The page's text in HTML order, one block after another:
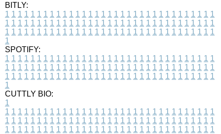
BITLY:
1 1 1 1 1 1 1 1 1 1 1 1 1 1 1 1 1 1 1 1 1 1 1 1 1 1 1 1 1 1 1 1 1
1 1 1 1 1 1 1 1 1 1 1 1 1 1 1 1 1 1 1 1 1 1 1 1 1 1 1 1 1 1 1 1 1
1 1 1 1 1 1 1 1 1 1 1 1 1 1 1 1 1 1 1 1 1 1 1 1 1 1 1 1 1 1 1 1 1
1
SPOTIFY:
1 1 1 1 1 1 1 1 1 1 1 1 1 1 1 1 1 1 1 1 1 1 1 1 1 1 1 1 1 1 1 1 1
1 1 1 1 1 1 1 1 1 1 1 1 1 1 1 1 1 1 1 1 1 1 1 1 1 1 1 1 1 1 1 1 1
1 1 1 1 1 1 1 1 1 1 1 1 1 1 1 1 1 1 1 1 1 1 1 1 1 1 1 1 1 1 1 1 1
1
CUTTLY BIO:
1
1 1 1 1 1 1 1 1 1 1 1 1 1 1 1 1 1 1 1 1 1 1 1 1 1 1 1 1 1 1 1 1 1
1 1 1 1 1 1 1 1 1 1 1 1 1 1 1 1 1 1 1 1 1 1 1 1 1 1 1 1 1 1 1 1 1
1 1 1 1 1 1 1 1 1 1 1 1 1 1 1 1 1 1 1 1 1 1 1 1 1 1 1 1 1 1 1 1 1